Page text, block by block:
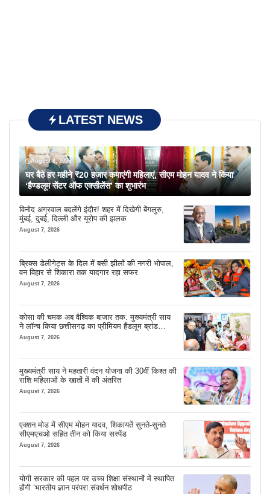
LATEST NEWS
August 8, 2026
घर बैठे हर महीने ₹20 हजार कमाएंगी महिलाएं, सीएम मोहन यादव ने किया
‘हैण्डलूम सेंटर ऑफ एक्सीलेंस’ का शुभारंभ
विनोद अग्रवाल बदलेंगे इंदौर! शहर में दिखेगी बेंगलुरु,
मुंबई, दुबई, दिल्ली और यूरोप की झलक
August 7, 2026
ब्रिक्स डेलीगेट्स के दिल में बसी झीलों की नगरी भोपाल,
वन विहार से शिकारा तक यादगार रहा सफर
August 7, 2026
कोसा की चमक अब वैश्विक बाजार तक: मुख्यमंत्री साय
ने लॉन्च किया छत्तीसगढ़ का प्रीमियम हैंडलूम ब्रांड
‘कोशल फैब’
August 7, 2026
मुख्यमंत्री साय ने महतारी वंदन योजना की 30वीं किश्त की
राशि महिलाओं के खातों में की अंतरित
August 7, 2026
एक्शन मोड में सीएम मोहन यादव, शिकायतें सुनते-सुनते
सीएमएचओ सहित तीन को किया सस्पेंड
August 7, 2026
योगी सरकार की पहल पर उच्च शिक्षा संस्थानों में स्थापित
होंगी ‘भारतीय ज्ञान परंपरा संवर्धन शोधपीठ